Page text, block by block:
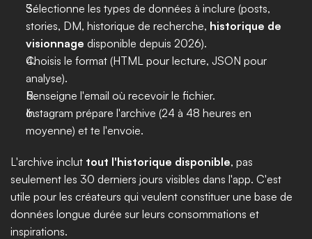
Sélectionne les types de données à inclure (posts,
stories, DM, historique de recherche, historique de
visionnage disponible depuis 2026).
Choisis le format (HTML pour lecture, JSON pour
analyse).
Renseigne l'email où recevoir le fichier.
Instagram prépare l'archive (24 à 48 heures en
moyenne) et te l'envoie.
L'archive inclut tout l'historique disponible, pas
seulement les 30 derniers jours visibles dans l'app. C'est
utile pour les créateurs qui veulent constituer une base de
données longue durée sur leurs consommations et
inspirations.